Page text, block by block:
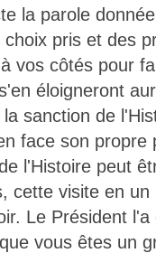
la parole
choix pris et des
vos côtés pour
éloigneront
sanction de
face son propre
l'Histoire peut
cette visite en
Le Président
vous êtes un